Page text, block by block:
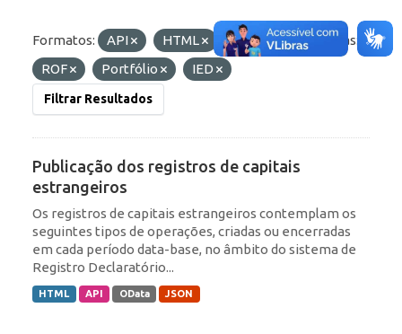
Formatos: API HTML OData
Etiquetas:
ROF
Portfólio IED
Filtrar Resultados
Publicação dos registros de capitais
estrangeiros
Os registros de capitais estrangeiros contemplam os
seguintes tipos de operações, criadas ou encerradas
em cada período data-base, no âmbito do sistema de
Registro Declaratório...
HTML API OData JSON